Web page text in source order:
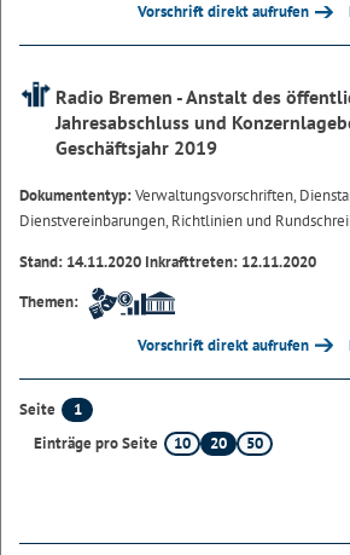
Vorschrift direkt aufrufen
Radio Bremen - Anstalt des
Jahresabschluss und
Geschäftsjahr 2019
Dokumententyp:Verwaltungsvorschriften,
Dienstvereinbarungen, Richtlinien und
Stand: 14.11.2020 Inkrafttreten: 12.11.2020
Themen:
Vorschrift direkt aufrufen
Seite
1
Einträge pro Seite
10 20 50